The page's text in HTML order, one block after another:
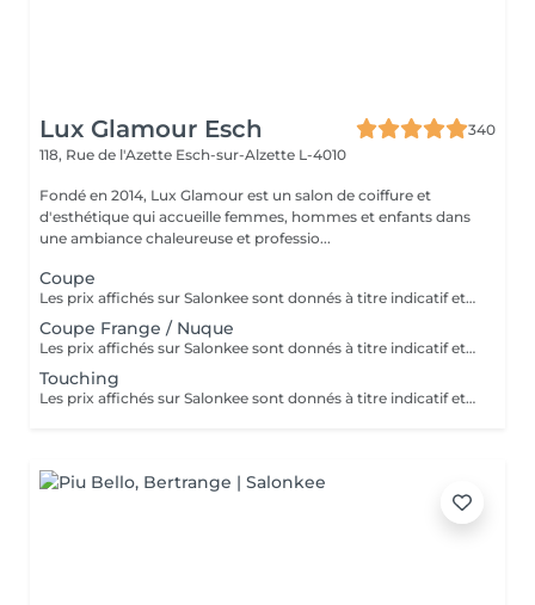
Lux Glamour Esch
340
118, Rue de l'Azette Esch-sur-Alzette L-4010
Fondé en 2014, Lux Glamour est un salon de coiffure et
d'esthétique qui accueille femmes, hommes et enfants dans
une ambiance chaleureuse et professio...
Coupe
Les prix affichés sur Salonkee sont donnés à titre indicatif et correspondent aux tarifs de base. La coupe est une prestation indépendante et n'inclut ni le lavage ni le brushing. Un diagnostic personnalisé sera réalisé lors de votre arrivée afin de vous conseiller au mieux en fonction de vos envies, de votre type de cheveux et du résultat souhaité. Dans tous les cas, un devis détaillé vous sera communiqué avant toute prestation complémentaire, réalisée uniquement avec votre accord.
Coupe Frange / Nuque
Les prix affichés sur Salonkee sont donnés à titre indicatif et représentent les tarifs de base. Ceux-ci peuvent varier en fonction du diagnostic effectué lors de votre arrivée au salon et de l'expertise du professionnel à qui vous confiez vos soins de beauté. Dans tout les cas, un devis détaillé vous sera proposé et toute prestation sera réalisée avec votre accord.
Touching
Les prix affichés sur Salonkee sont donnés à titre indicatif et représentent les tarifs de base. Ceux-ci peuvent varier en fonction du diagnostic effectué lors de votre arrivée au salon et de l'expertise du professionnel à qui vous confiez vos soins de beauté. Dans tout les cas, un devis détaillé vous sera proposé et toute prestation sera réalisée avec votre accord.